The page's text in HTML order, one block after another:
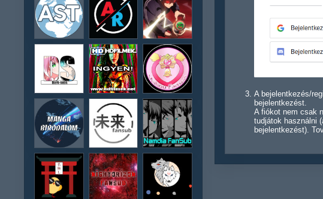
A bejelentkezés/
bejelentkezést.
A fiókot nem csak
tudjátok használni
bejelentkezést).